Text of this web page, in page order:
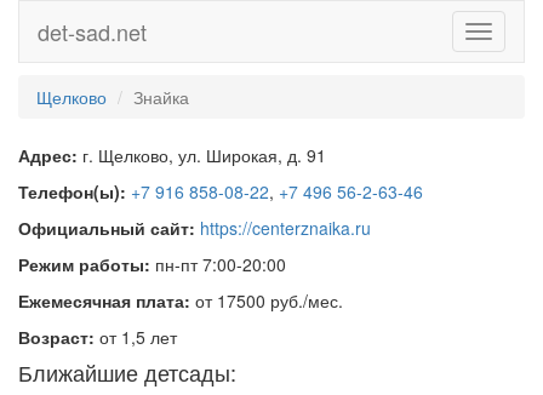
Toggle
det-sad.net
Щелково Знайка
Адрес: г. Щелково, ул. Широкая, д. 91
Телефон(ы): +7 916 858-08-22, +7 496 56-2-63-46
Официальный сайт: https://centerznaika.ru
Режим работы: пн-пт 7:00-20:00
Ежемесячная плата: от 17500 руб./мес.
Возраст: от 1,5 лет
Ближайшие детсады: